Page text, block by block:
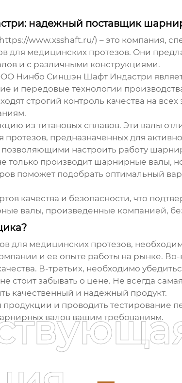
надежный поставщик
www.xsshaft.ru/) – это компания,
для медицинских протезов. Они
и с различными конструкциями.
Нинбо Синшэн Шафт Индастри
и передовые технологии
строгий контроль качества на
из титановых сплавов. Эти валы
предназначенных для
настроить работу
производит шарнирные валы,
поможет подобрать оптимальный
качества и безопасности, что
валы, произведенные компанией,
для медицинских протезов,
и ее опыте работы на рынке.
В-третьих, необходимо
стоит забывать о цене. Не всегда
качественный и надежный продукт.
и проводить тестирование
валоввашим требованиям.